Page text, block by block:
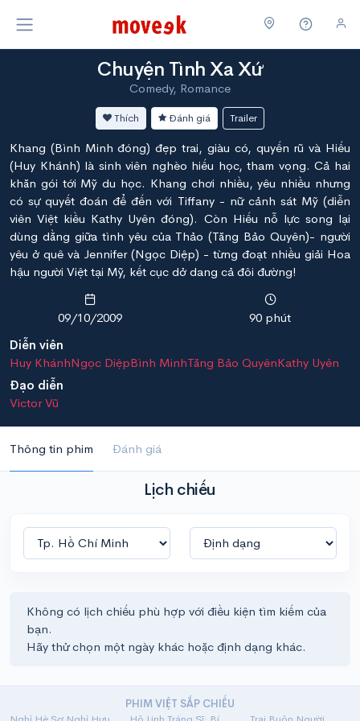
Chuyện Tình Xa Xứ
Comedy, Romance
Thích Đánh giá Trailer
Khang (Bình Minh đóng) đẹp trai, giàu có, quyến rũ và Hiếu
(Huy Khánh) là sinh viên nghèo hiếu học, tham vọng. Cả hai
khăn gói tới Mỹ du học. Khang chơi nhiều, yêu nhiều nhưng
có sự quyết đoán để đến với Tiffany - nữ cảnh sát Mỹ (diễn
viên Việt kiều Kathy Uyên đóng). Còn Hiếu nỗ lực song lại
dùng dằng giữa tình yêu của Thảo (Tăng Bảo Quyên)- người
yêu ở quê và Jennifer (Ngọc Diệp) - từng đoạt nhiều giải Hoa
hậu người Việt tại Mỹ, kết cục dở dang cả đôi đường!
09/10/2009
90 phút
Diễn viên
Huy KhánhNgọc DiệpBình MinhTăng Bảo QuyênKathy Uyên
Đạo diễn
Victor Vũ
Thông tin phim Đánh giá
Lịch chiếu
Không có lịch chiếu phù hợp với điều kiện tìm kiếm của
bạn.
Hãy thử chọn một ngày khác hoặc định dạng khác.
PHIM VIỆT SẮP CHIẾU